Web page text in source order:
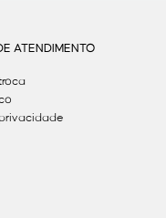
ATENDIMENTO